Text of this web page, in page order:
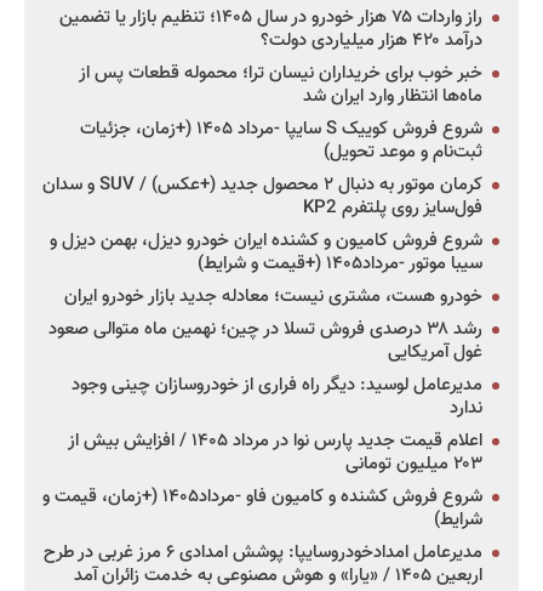
راز واردات ۷۵ هزار خودرو در سال ۱۴۰۵؛ تنظیم بازار یا تضمین
درآمد ۴۲۰ هزار میلیاردی دولت؟
خبر خوب برای خریداران نیسان ترا؛ محموله قطعات پس از
ماه‌ها انتظار وارد ایران شد
شروع فروش کوییک S سایپا -مرداد ۱۴۰۵ (+زمان، جزئیات
ثبت‌نام و موعد تحویل)
کرمان موتور به دنبال ۲ محصول جدید (+عکس) / SUV و سدان
فول‌سایز روی پلتفرم KP2
شروع فروش کامیون و کشنده ایران خودرو دیزل، بهمن دیزل و
سیبا موتور -مرداد۱۴۰۵ (+قیمت و شرایط)
خودرو هست، مشتری نیست؛ معادله جدید بازار خودرو ایران
رشد ۳۸ درصدی فروش تسلا در چین؛ نهمین ماه متوالی صعود
غول آمریکایی
مدیرعامل لوسید: دیگر راه فراری از خودروسازان چینی وجود
ندارد
اعلام قیمت جدید پارس نوا در مرداد ۱۴۰۵ / افزایش بیش از
۲۰۳ میلیون تومانی
شروع فروش کشنده و کامیون فاو -مرداد۱۴۰۵ (+زمان، قیمت و
شرایط)
مدیرعامل امدادخودروسایپا: پوشش امدادی ۶ مرز غربی در طرح
اربعین ۱۴۰۵ / «یارا» و هوش مصنوعی به خدمت زائران آمد